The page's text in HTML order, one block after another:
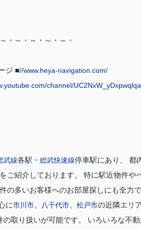
・～・～・～・～・
ジ ■//www.heya-navigation.com/
channel/
武線各駅・ 総武快速線停車駅にあり、 都
ご紹介しております。 特に駅近物件や
多いお客様へのお部屋探しにも全力で
に市川市 八千代市 松戸市の近隣エリ
の取り扱いが可能です。 いろいろな不